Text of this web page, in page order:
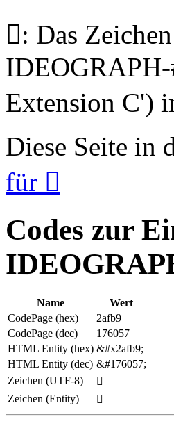
𪾹: Das
Extension C')
Diese Seite in
für 𪾹
Codes zur
Name
Wert
CodePage (hex)
2afb9
CodePage (dec)
176057
HTML Entity (hex) &#x2afb9;
HTML Entity (dec) &#176057;
Zeichen (UTF-8)
𪾹
Zeichen (Entity)
𪾹